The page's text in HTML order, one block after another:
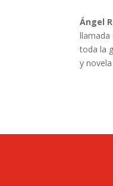
Ángel
llamada
toda la
y